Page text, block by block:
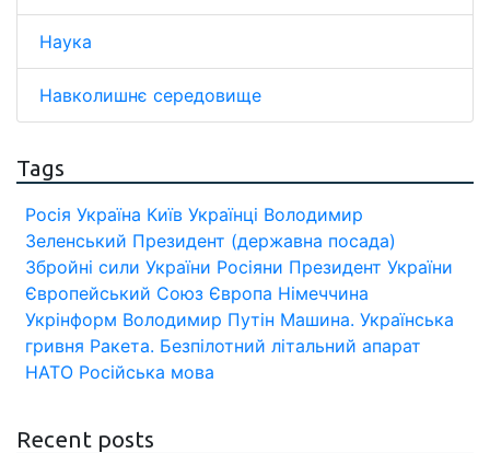
Наука
Навколишнє середовище
Tags
Росія Україна Київ Українці Володимир
Зеленський Президент (державна посада)
Збройні сили України Росіяни Президент України
Європейський Союз Європа Німеччина
Укрінформ Володимир Путін Машина. Українська
гривня Ракета. Безпілотний літальний апарат
НАТО Російська мова
Recent posts